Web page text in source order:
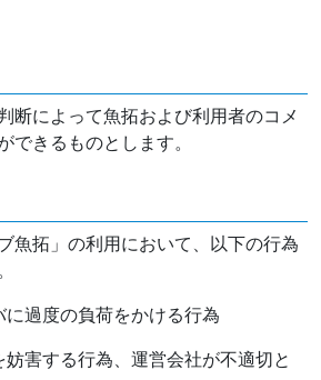
断によって魚拓および利用者のコメ
できるものとします。
魚拓」の利用において、以下の行為
過度の負荷をかける行為
害する行為、運営会社が不適切と